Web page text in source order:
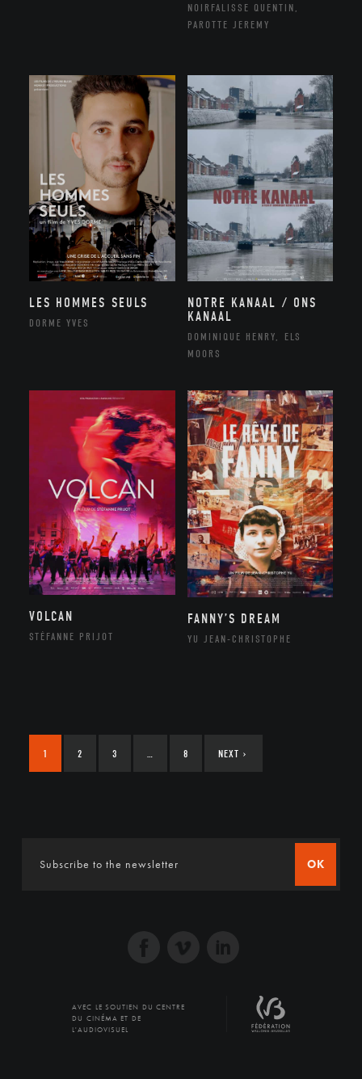
NOIRFALISSE QUENTIN,
PAROTTE JEREMY
LES HOMMES SEULS
DORME YVES
NOTRE KANAAL / ONS
KANAAL
DOMINIQUE HENRY, ELS
MOORS
VOLCAN
STÉFANNE PRIJOT
FANNY’S DREAM
YU JEAN-CHRISTOPHE
1 2 3 8 NEXT ›
OK
AVEC LE SOUTIEN DU CENTRE
DU CINÉMA ET DE
L'AUDIOVISUEL